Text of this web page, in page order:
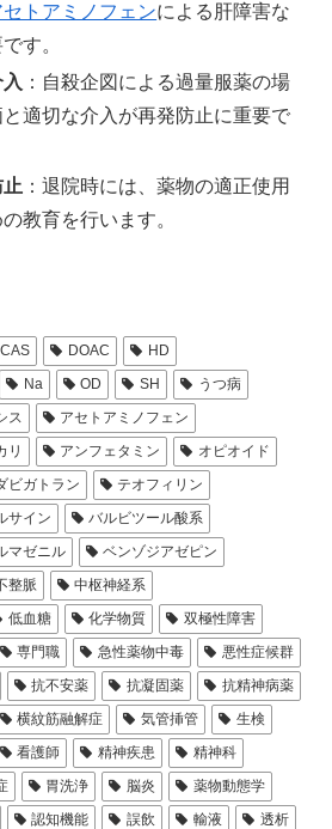
セトアミノフェンによる肝障害な
す。
：自殺企図による過量服薬の場
適切な介入が再発防止に重要で
止 ：退院時には、薬物の適正使用
教育を行います。
CAS DOAC
HD
Na OD SH
うつ病
ス
アセトアミノフェン
リ アンフェタミン
オピオイド
ビガトラン
テオフィリン
サイン
バルビツール酸系
マゼニル
ベンゾジアゼピン
整脈
中枢神経系
低血糖 化学物質
双極性障害
専門職 急性薬物中毒
悪性症候群
抗不安薬 抗凝固薬
抗精神病薬
横紋筋融解症 気管挿管
生検
看護師 精神疾患
精神科
胃洗浄 脳炎
薬物動態学
認知機能 誤飲 輸液
透析